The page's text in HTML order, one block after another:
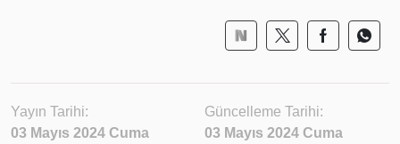
Yayın Tarihi:
03 Mayıs 2024 Cuma
Güncelleme Tarihi:
03 Mayıs 2024 Cuma